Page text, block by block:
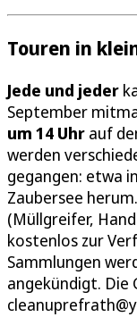
Touren in
Jede und jeder
September
um 14 Uhr auf
werden
gegangen: etwa
Zaubersee
(Müllgreifer,
kostenlos zur
Sammlungen
angekündigt. Die